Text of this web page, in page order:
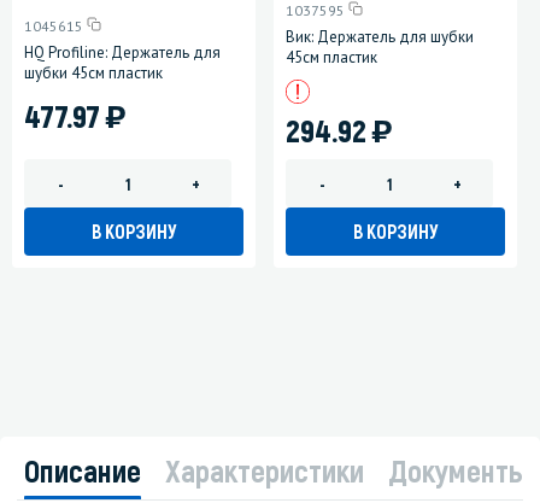
1045615
HQ Profiline: Держатель для
шубки 45см пластик
477.97)
- +
В КОРЗИНУ
1037595
Вик: Держатель для шубки
45см пластик
294.92)
- +
В КОРЗИНУ
Описание Характеристики Документы